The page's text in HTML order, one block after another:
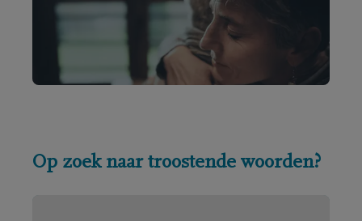
Op zoek naar troostende woorden?